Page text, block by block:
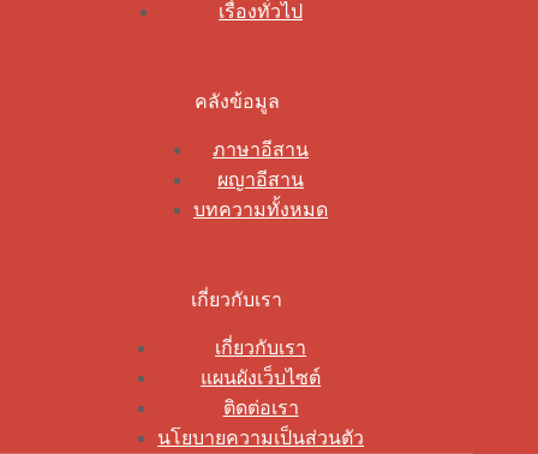
เรื่องทั่วไป
คลังข้อมูล
ภาษาอีสาน
ผญาอีสาน
บทความทั้งหมด
เกี่ยวกับเรา
เกี่ยวกับเรา
แผนผังเว็บไซต์
ติดต่อเรา
นโยบายความเป็นส่วนตัว